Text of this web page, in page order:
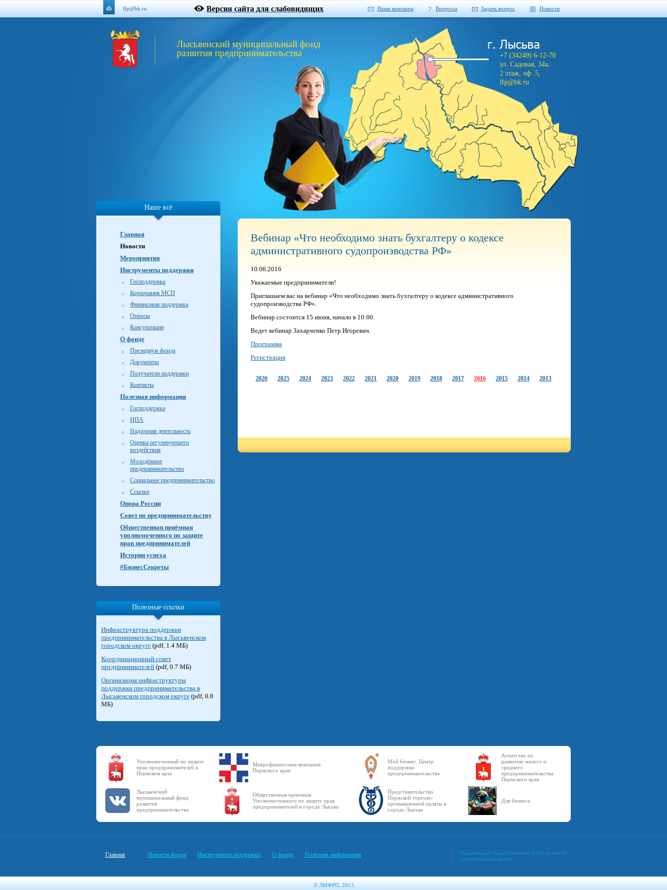
lfp@bk.ru Версия сайта для слабовидящих Наши контакты Вопросы Задать вопрос Новости
Лысьвенский муниципальный фонд
развития предпринимательства
+7 (34249) 6-12-70
ул. Садовая, 34а,
2 этаж, оф. 5,
lfp@bk.ru
Наше всё
Главная
Новости
Мероприятия
Инструменты поддержки
Господдержка
Корпорация МСП
Финансовая поддержка
Опросы
Консультации
О фонде
Президиум фонда
Документы
Получатели поддержки
Контакты
Полезная информация
Господдержка
НПА
Надзорная деятельность
Оценка регулирующего
воздействия
Молодёжное
предпринимательство
Социальное предпринимательство
Ссылки
Опора России
Совет по предпринимательству
Общественная приёмная
уполномоченного по защите
прав предпринимателей
Истории успеха
#БизнесСекреты
Полезные ссылки
Инфраструктура поддержки
предпринимательства в Лысьвенском
городском округе (pdf, 1.4 МБ)
Координационный совет
предпринимателей (pdf, 0.7 МБ)
Организация инфраструктуры
поддержки предпринимательства в
Лысьвенском городском округе (pdf, 0.8
МБ)
Вебинар «Что необходимо знать бухгалтеру о кодексе
административного судопроизводства РФ»
10.06.2016
Уважаемые предприниматели!
Приглашаем вас на вебинар «Что необходимо знать бухгалтеру о кодексе административного
судопроизводства РФ».
Вебинар состоится 15 июня, начало в 10:00.
Ведет вебинар Захарченко Петр Игоревич.
Программа
Регистрация
2026 2025 2024 2023 2022 2021 2020 2019 2018 2017 2016 2015 2014 2013
Уполномоченный по защите
прав предпринимателей в
Пермском крае
Микрофинансовая компания
Пермского края
Мой бизнес. Центр
поддержки
предпринимательства
Агентство по
развитию малого и
среднего
предпринимательства
Пермского края
Лысьвенский
муниципальный фонд
развития
предпринимательства
Общественная приемная
Уполномоченного по защите прав
предпринимателей в городе Лысьва
Представительство
Пермской торгово-
промышленной палаты в
городе Лысьва
Для бизнеса
Главная Новости фонда Инструменты поддержки О фонде Полезная информация
Лысьвенский муниципальный фонд развития
предпринимательства
© ЛМФРП, 2013